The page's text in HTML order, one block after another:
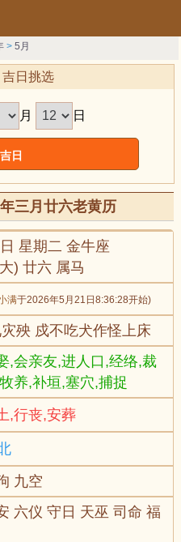
>5月
吉日挑选
月 日
三月廿六老黄历
星期二 金牛座
) 廿六 属马
满于2026年5月21日8:36:28开始)
殃 戍不吃犬作怪上床
,会亲友,进人口,经络,裁
养,补垣,塞穴,捕捉
,行丧,安葬
九空
六仪 守日 天巫 司命 福